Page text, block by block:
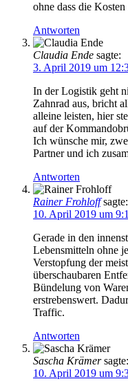
ohne dass die
Antworten
Claudia Ende sagte:
3. April 2019 um
In der Logistik geht
Zahnrad aus, bricht
alleine leisten, hier
auf der
Ich wünsche mir,
Partner und ich
Antworten
Rainer Frohloff sagte:
10. April 2019 um
Gerade in den
Lebensmitteln ohne
Verstopfung der
überschaubaren
Bündelung von
erstrebenswert.
Traffic.
Antworten
Sascha Krämer sagte:
10. April 2019 um